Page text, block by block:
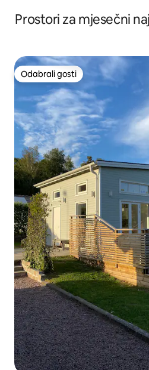
Prostori za mjesečni
Odabrali gosti
Odabrali gosti